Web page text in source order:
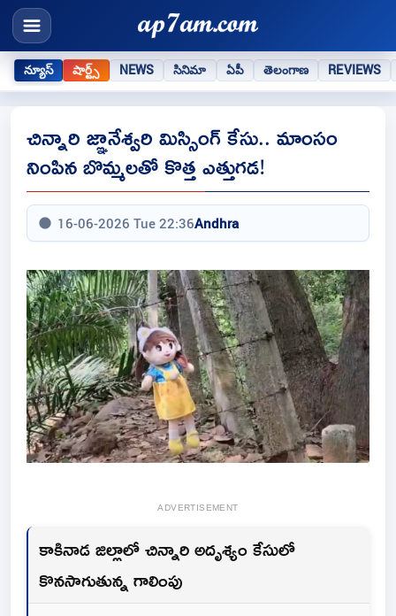
న్యూస్ షార్ట్స్ NEWS సినిమా ఏపీ తెలంగాణ REVIEWS
చిన్నారి జ్ఞానేశ్వరి మిస్సింగ్ కేసు.. మాంసం
నింపిన బొమ్మలతో కొత్త ఎత్తుగడ!
16-06-2026 Tue 22:36Andhra
ADVERTISEMENT
కాకినాడ జిల్లాలో చిన్నారి అదృశ్యం కేసులో
కొనసాగుతున్న గాలింపు